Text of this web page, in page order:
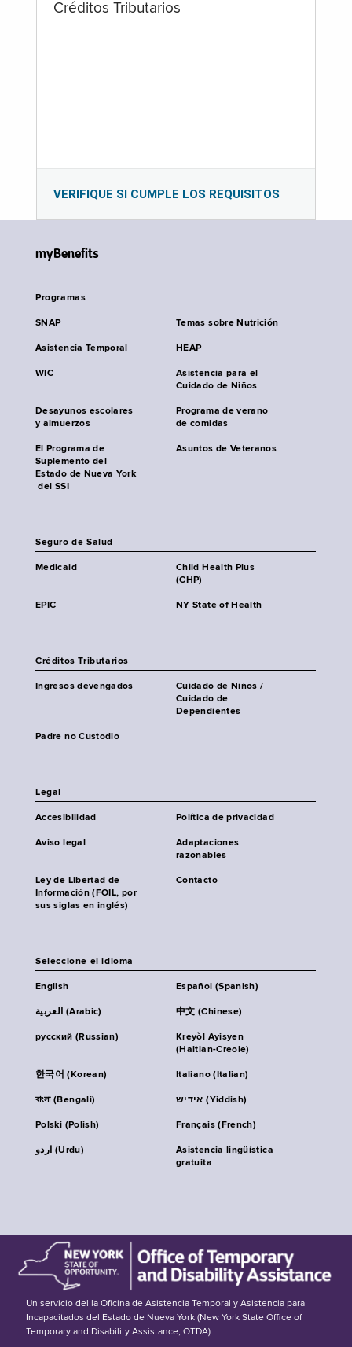
Créditos Tributarios
VERIFIQUE SI CUMPLE LOS REQUISITOS
myBenefits
Programas
SNAP Temas sobre Nutrición
Asistencia Temporal HEAP
WIC
Asistencia para el
Cuidado de Niños
Desayunos escolares
y almuerzos
Programa de verano
de comidas
El Programa de
Suplemento del
Estado de Nueva York
del SSI
Asuntos de Veteranos
Seguro de Salud
Medicaid
Child Health Plus
(CHP)
EPIC NY State of Health
Créditos Tributarios
Ingresos devengados
Cuidado de Niños /
Cuidado de
Dependientes
Padre no Custodio
Legal
Accesibilidad Política de privacidad
Aviso legal
Adaptaciones
razonables
Ley de Libertad de
Información (FOIL, por
sus siglas en inglés)
Contacto
Seleccione el idioma
English Español (Spanish)
العربية (Arabic) 中文 (Chinese)
русский (Russian)
Kreyòl Ayisyen
(Haitian-Creole)
한국어 (Korean) Italiano (Italian)
বাংলা (Bengali) אידיש (Yiddish)
Polski (Polish) Français (French)
اردو (Urdu)
Asistencia lingüística
gratuita
Un servicio del la Oficina de Asistencia Temporal y Asistencia para
Incapacitados del Estado de Nueva York (New York State Office of
Temporary and Disability Assistance, OTDA).